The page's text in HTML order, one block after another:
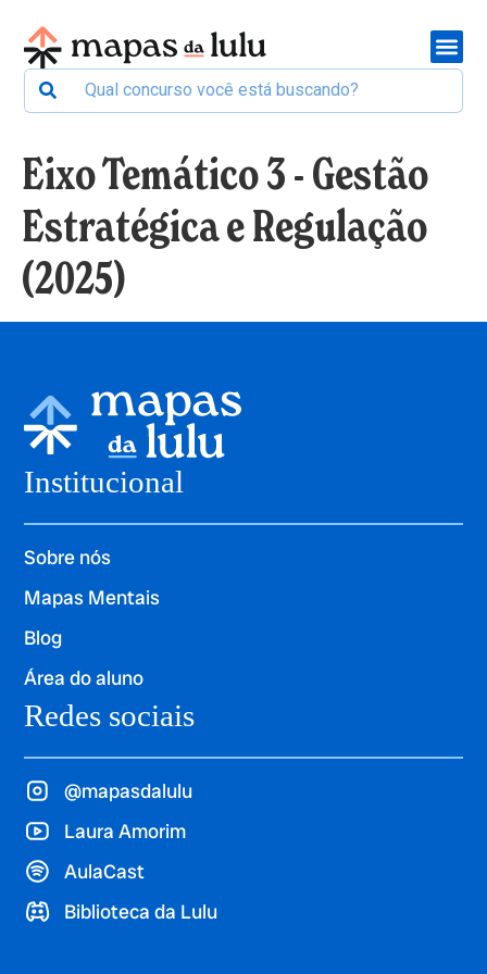
Eixo Temático 3 - Gestão
Estratégica e Regulação
(2025)
Institucional
Sobre nós
Mapas Mentais
Blog
Área do aluno
Redes sociais
@mapasdalulu
Laura Amorim
AulaCast
Biblioteca da Lulu